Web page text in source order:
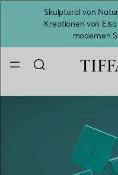
Skulptural von
Kreationen von
modernen